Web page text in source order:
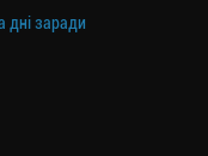
дні заради